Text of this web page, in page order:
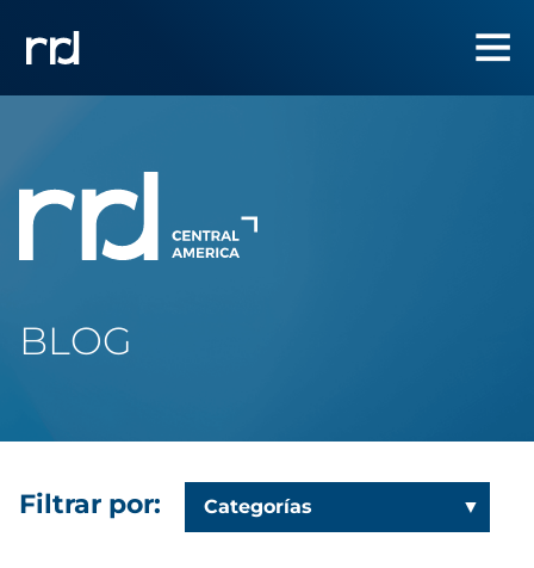
BLOG
Filtrar por: Categorías